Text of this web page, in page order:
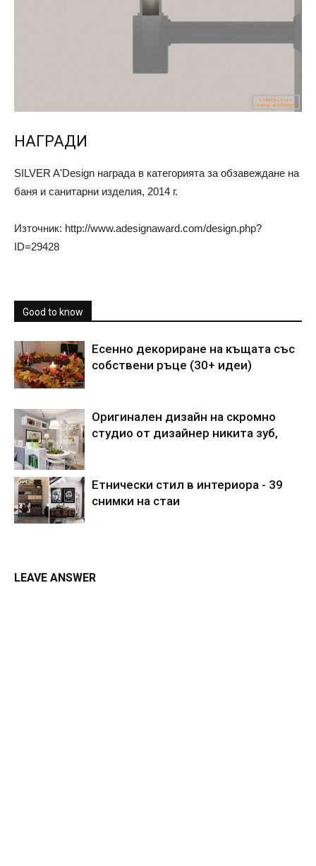
НАГРАДИ
SILVER A'Design награда в категорията за обзавеждане на
баня и санитарни изделия, 2014 г.
Източник: http://www.adesignaward.com/design.php?
ID=29428
Good to know
Есенно декориране на къщата със
собствени ръце (30+ идеи)
Оригинален дизайн на скромно
студио от дизайнер никита зуб,
Етнически стил в интериора - 39
снимки на стаи
LEAVE ANSWER